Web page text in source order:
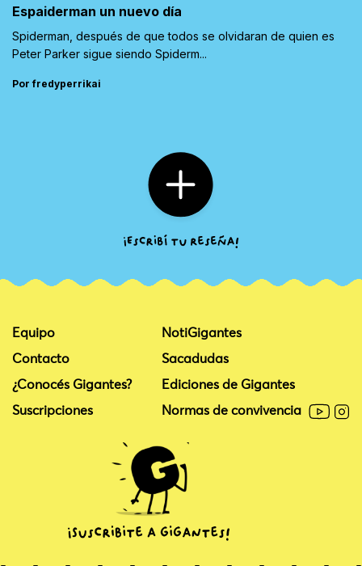
Espaiderman un nuevo día
Spiderman, después de que todos se olvidaran de quien es
Peter Parker sigue siendo Spiderm...
Por fredyperrikai
Equipo
Contacto
¿Conocés Gigantes?
Suscripciones
NotiGigantes
Sacadudas
Ediciones de Gigantes
Normas de convivencia